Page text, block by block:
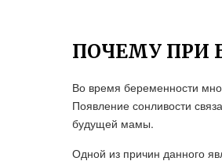
ПОЧЕМУ ПРИ
Во время беременности
Появление сонливости
будущей мамы.
Одной из причин данного